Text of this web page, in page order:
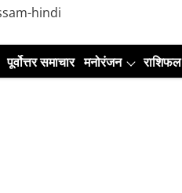
पूर्वोत्तर समाचार मनोरंजन राशिफल